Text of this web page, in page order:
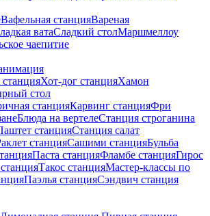
Вафельная станцияВареная
ватаСладкий столМаршмеллоу
чаепитие
Хот-дог станцияХамон
стол
станцияКарвинг станцияФри
Блюда на вертелеСтанция строганина
станцияСтанция салат
станцияСашими станцияБульба
Паста станцияФламбе станцияГирос
Такос станцияМастер-классы по
Паэлья станцияСэндвич станция